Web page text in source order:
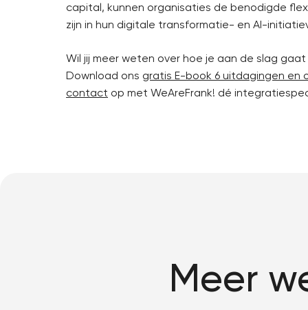
capital, kunnen organisaties de benodigde
zijn in hun digitale transformatie- en AI-
Wil jij meer weten over hoe je aan de slag
Download ons gratis E-book 6 uitdagingen en
contact op met WeAreFrank! dé
Meer